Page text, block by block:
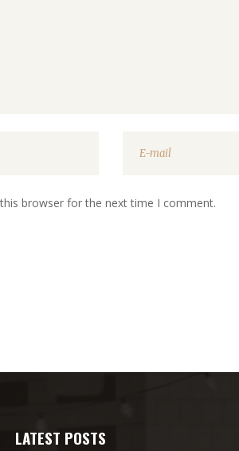
browser for the next time I comment.
LATEST POSTS